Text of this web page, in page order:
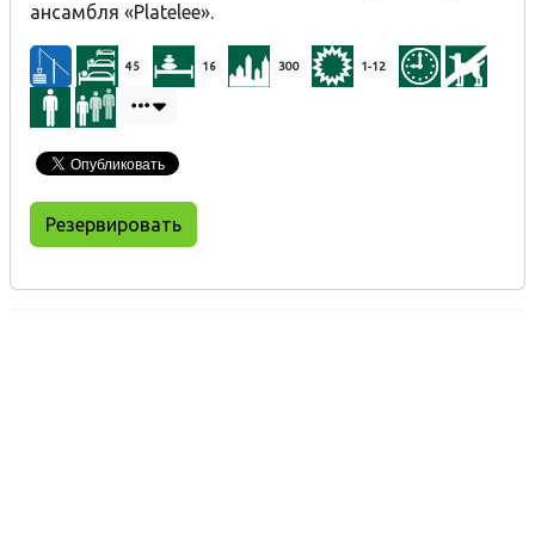
ансамбля «Platelee».
45 16 300 1-12
Резервировать